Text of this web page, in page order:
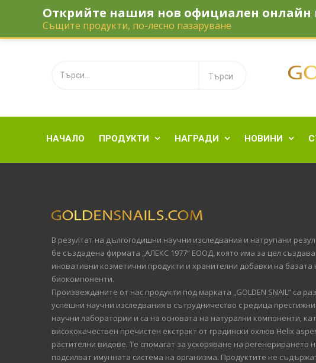
Открийте нашия нов официален онлайн
Същите продукти, по-лесно пазаруване
Телефон: ‎0895 110 112 office@golden-
НАЧАЛО ПРОДУКТИ  НАГРАДИ  НОВИНИ 
В резултат на дългогодишни научни изследвания и натрупани
бе създадена фирмата „АЛЕКС 1977“ ЕООД, която има за цел
иновативни козметични продукти и хранителни добавки на базата
биокомпоненти.
Произвежданите от нас продукти под марката „GOLDEN SNAIL” са
успешни научни изследвания в сътрудничество с редица
научни лаборатории и са на основата на натурални компоненти,
висококачествен пречистен екстракт от градински охлюв Helix
растителни видове. Те спомагат за ускоряване на регенерирането
подсилват имунната система на организма. Продуктите не